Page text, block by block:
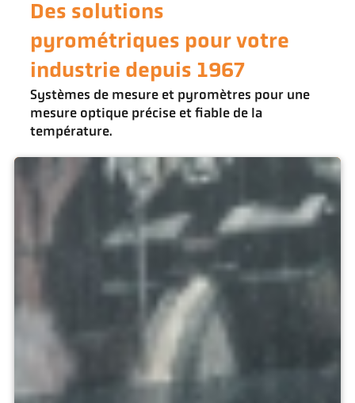
Des solutions
pyrométriques pour votre
industrie depuis 1967
Systèmes de mesure et pyromètres pour une
mesure optique précise et fiable de la
température.